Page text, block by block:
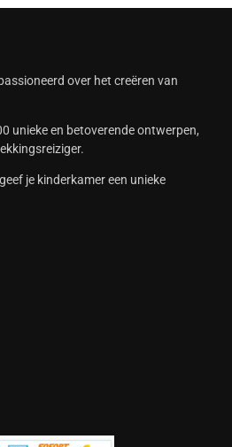
over het creëren van
unieke en betoverende ontwerpen,
je kinderkamer een unieke